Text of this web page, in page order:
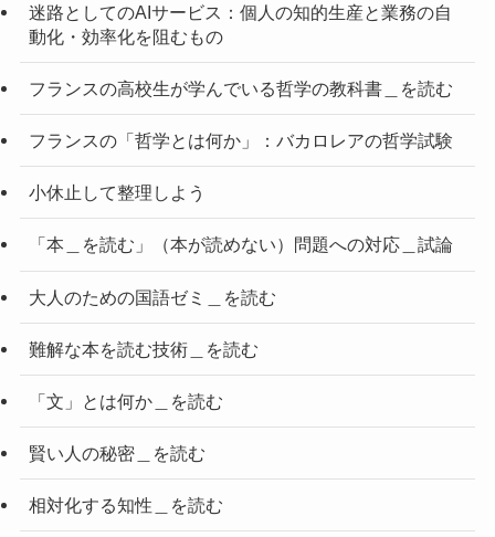
迷路としてのAIサービス：個人の知的生産と業務の自
動化・効率化を阻むもの
フランスの高校生が学んでいる哲学の教科書＿を読む
フランスの「哲学とは何か」：バカロレアの哲学試験
小休止して整理しよう
「本＿を読む」（本が読めない）問題への対応＿試論
大人のための国語ゼミ＿を読む
難解な本を読む技術＿を読む
「文」とは何か＿を読む
賢い人の秘密＿を読む
相対化する知性＿を読む